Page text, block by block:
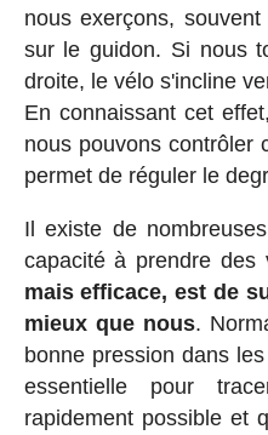
nous exerçons,
sur le guidon. Si nous
droite, le vélo s'incline
En connaissant cet
nous pouvons contrôler
permet de réguler le
Il existe de
capacité à prendre des
mais efficace, est de
mieux que nous.
bonne pression dans
essentielle pour
rapidement possible et